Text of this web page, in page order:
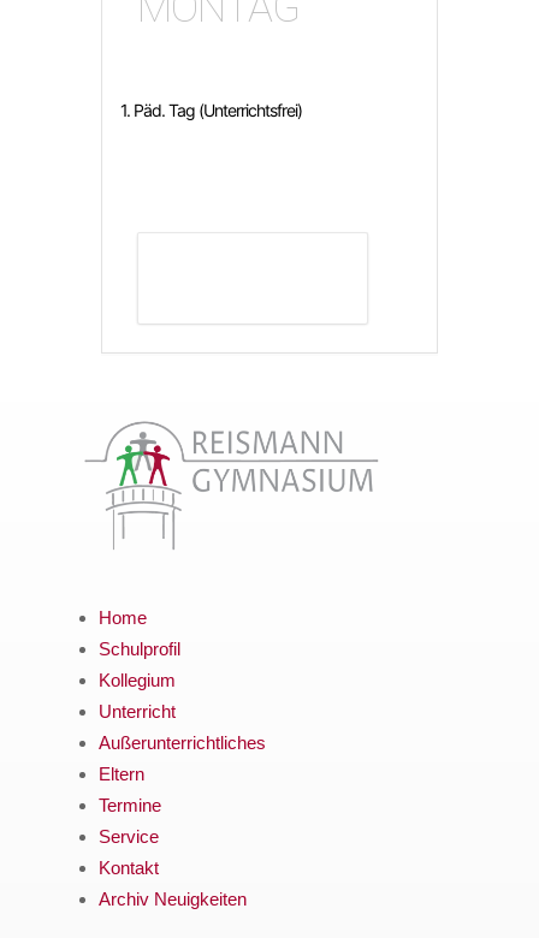
1. Päd. Tag (Unterrichtsfrei)
Home
Schulprofil
Kollegium
Unterricht
Außerunterrichtliches
Eltern
Termine
Service
Kontakt
Archiv Neuigkeiten